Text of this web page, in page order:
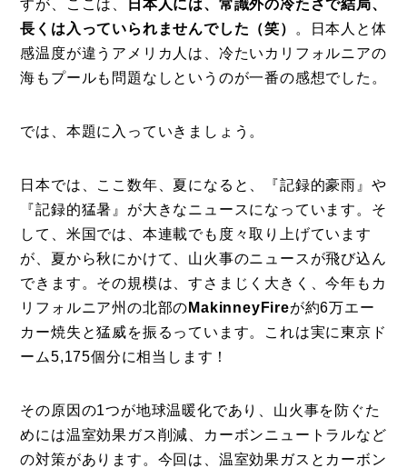
すが、ここは、
日本人には、常識外の冷たさで結局、
長くは入っていられませんでした（笑）
。日本人と体
感温度が違うアメリカ人は、冷たいカリフォルニアの
海もプールも問題なしというのが一番の感想でした。
では、本題に入っていきましょう。
日本では、ここ数年、夏になると、『記録的豪雨』や
『記録的猛暑』が大きなニュースになっています。そ
して、米国では、本連載でも度々取り上げています
が、夏から秋にかけて、山火事のニュースが飛び込ん
できます。その規模は、すさまじく大きく、今年もカ
リフォルニア州の北部の MakinneyFireが約6万エー
カー焼失と猛威を振るっています。これは実に東京ド
ーム5,175個分に相当します！
その原因の1つが地球温暖化であり、山火事を防ぐた
めには温室効果ガス削減、カーボンニュートラルなど
の対策があります。今回は、温室効果ガスとカーボン